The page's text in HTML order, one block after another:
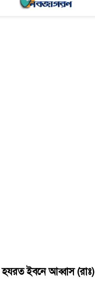
ইবনে আব্বাস (রাঃ)